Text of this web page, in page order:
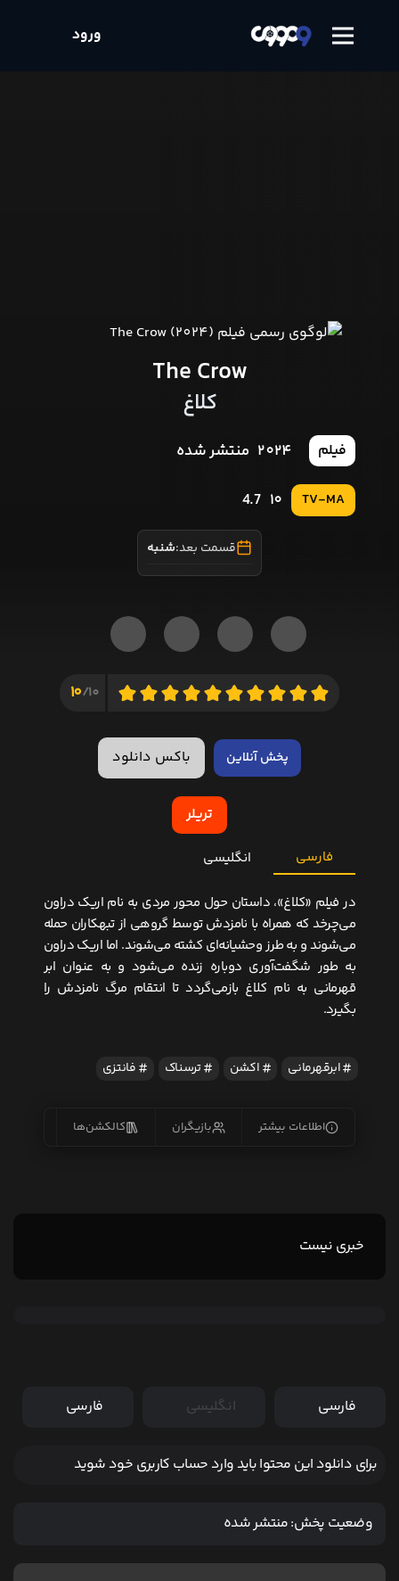
ورود
The Crow
کلاغ
فیلم 2024 منتشر شده
TV-MA
10
4.7
قسمت بعد:شنبه
10/
10
پخش آنلاین باکس دانلود
تریلر
فارسی انگلیسی
در فیلم «کلاغ»، داستان حول محور مردی به نام اریک دراون
می‌چرخد که همراه با نامزدش توسط گروهی از تبهکاران حمله
می‌شوند و به طرز وحشیانه‌ای کشته می‌شوند. اما اریک دراون
به طور شگفت‌آوری دوباره زنده می‌شود و به عنوان ابر
قهرمانی به نام کلاغ بازمی‌گردد تا انتقام مرگ نامزدش را
بگیرد.
ابرقهرمانی اکشن ترسناک فانتزی
اطلاعات بیشتر بازیگران کالکشن‌ها
خبری نیست
فارسی انگلیسی فارسی
برای دانلود این محتوا باید وارد حساب کاربری خود شوید
وضعیت پخش:منتشر شده